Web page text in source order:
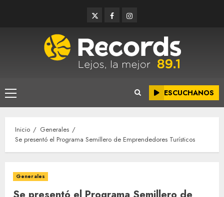
TwitterFacebookInstagram
Menú
principal
ESCUCHANOS
Inicio
Generales
Se presentó el Programa Semillero de Emprendedores Turísticos
Generales